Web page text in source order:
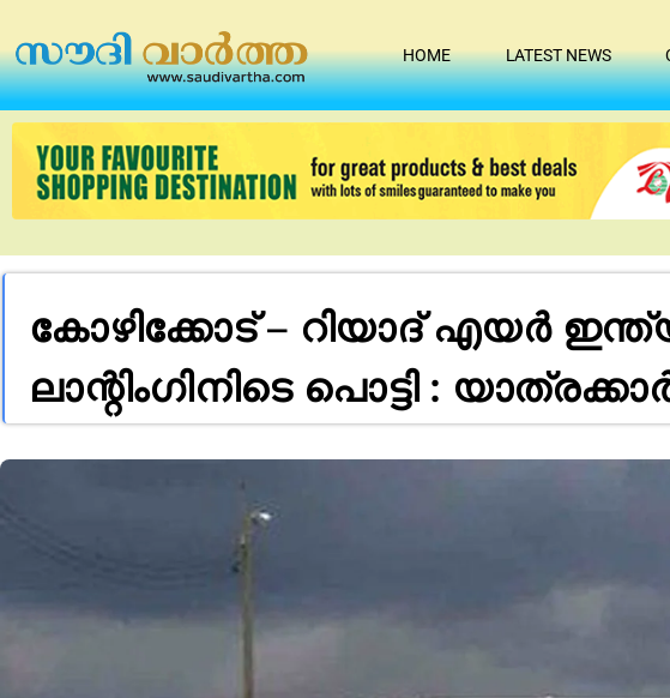
HOME LATEST NEWS
കോഴിക്കോട് – റിയാദ് എയർ
ലാന്റിംഗിനിടെ പൊട്ടി :